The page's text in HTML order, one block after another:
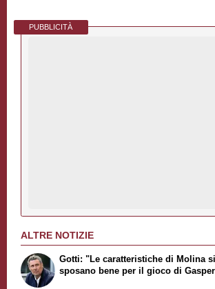
PUBBLICITÀ
ALTRE NOTIZIE
Gotti: "Le caratteristiche di Molina si
sposano bene per il gioco di